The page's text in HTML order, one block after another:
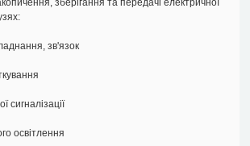
зберігання та передачі електричної
зв'язок
сигналізації
освітлення